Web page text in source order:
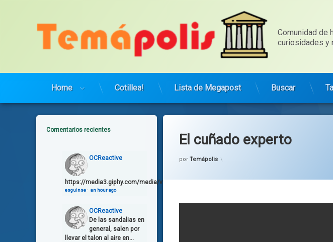
Comunidad de
curiosidades y
Home Cotillea! Lista de Megapost Buscar
El cuñado experto
por Temápolis
Comentarios recientes
OCReactive
https://media3.giphy.com/media/v1.Y2lkPTg5OGZmOWM5ZzJyb3p2NmZ6aHdqYWh5O...
esguinse· an hour ago
OCReactive
De las sandalias en
general, salen por
llevar el talon al aire en...